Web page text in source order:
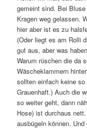
gemeint sind. Bei
Kragen weg gelassen.
hier aber ist es zu
(Oder liegt es am Rolli
gut aus, aber was
Warum rüschen die da
Wäscheklammern
sollten einfach keine
Grauenhaft.) Auch die
so weiter geht, dann
Hose) ist durchaus
ausbügeln können.